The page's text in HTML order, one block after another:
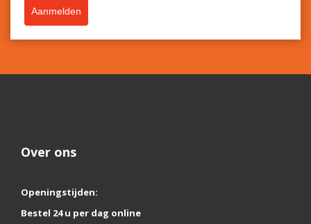
Aanmelden
Over ons
Openingstijden:
Bestel 24 u per dag online